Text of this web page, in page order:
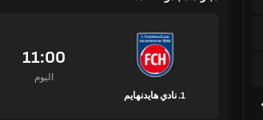
1. نادي هايدنهايم
11:00
اليوم